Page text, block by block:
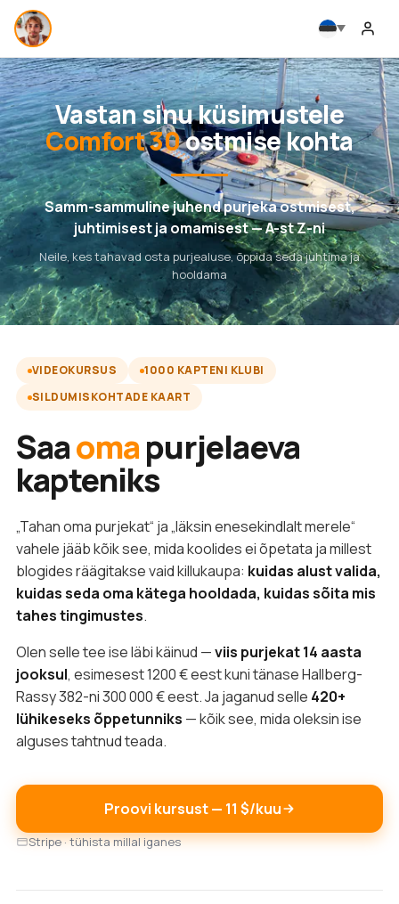
Vastan sinu küsimustele
Comfort 30ostmise kohta
Samm-sammuline juhend purjeka ostmisest,
juhtimisest ja omamisest — A-st Z-ni
Neile, kes tahavad osta purjealuse, õppida seda juhtima ja
hooldama
VIDEOKURSUS
1000 KAPTENI KLUBI
SILDUMISKOHTADE KAART
Saaomapurjelaeva
kapteniks
„Tahan oma purjekat“ ja „läksin enesekindlalt merele“
vahele jääb kõik see, mida koolides ei õpetata ja millest
blogides räägitakse vaid killukaupa: kuidas alust valida,
kuidas seda oma kätega hooldada, kuidas sõita mis
tahes tingimustes.
Olen selle tee ise läbi käinud —viis purjekat 14 aasta
jooksul, esimesest 1200 € eest kuni tänase Hallberg-
Rassy 382-ni 300 000 € eest. Ja jaganud selle 420+
lühikeseks õppetunniks — kõik see, mida oleksin ise
alguses tahtnud teada.
Proovi kursust — 11 $/kuu
Stripe · tühista millal iganes